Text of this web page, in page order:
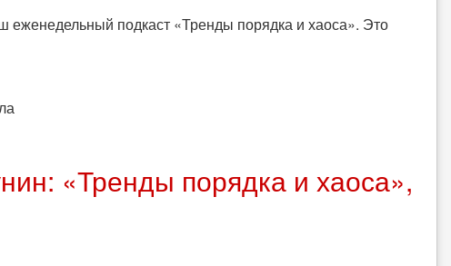
подкаст «Тренды порядка и хаоса». Это
«Тренды порядка и хаоса»,